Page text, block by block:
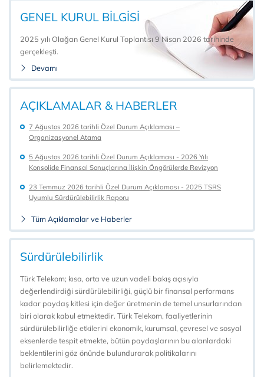
GENEL KURUL ​BİLGİSİ
2025 yılı Olağan Genel Kurul Toplantısı 9 Nisan 2026 tarihinde
gerçekleşti.
Devamı
AÇIKLAMALAR & HABERLER
7 Ağustos 2026 tarihli Özel Durum Açıklaması –
Organizasyonel Atama
5 Ağustos 2026 tarihli Özel Durum Açıklaması - 2026 Yılı
Konsolide Finansal Sonuçlarına İlişkin Öngörülerde Revizyon
23 Temmuz 2026 tarihli Özel Durum Açıklaması - 2025 TSRS
Uyumlu Sürdürülebilirlik Raporu
Tüm Açıklamalar ve Haberler
Sürdürülebilirlik
Türk Telekom; kısa, orta ve uzun vadeli bakış açısıyla
değerlendirdiği sürdürülebilirliği, güçlü bir finansal performans
kadar paydaş kitlesi için değer üretmenin de temel unsurlarından
biri olarak kabul etmektedir. Türk Telekom, faaliyetlerinin
sürdürülebilirliğe etkilerini ekonomik, kurumsal, çevresel ve sosyal
eksenlerde tespit etmekte, bütün paydaşlarının bu alanlardaki
beklentilerini göz önünde bulundurarak politikalarını
belirlemektedir.